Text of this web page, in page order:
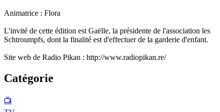
Animatrice : Flora
L'invité de cette édition est Gaëlle, la présidente de l'association les
Schtroumpfs, dont la finalité est d'effectuer de la garderie d'enfant.
Site web de Radio Pikan : http://www.radiopikan.re/
Catégorie
📺